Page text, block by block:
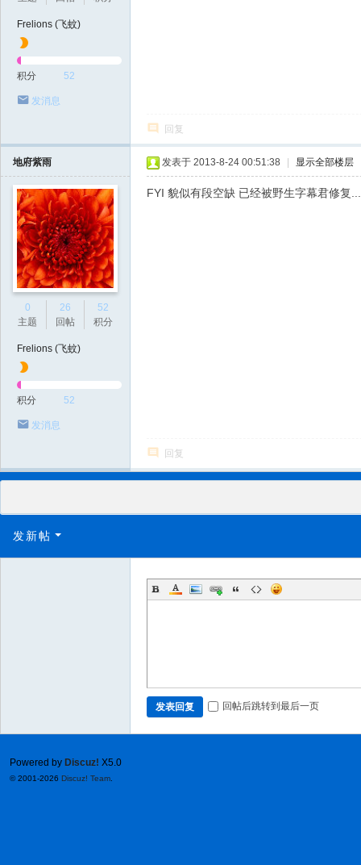
Frelions (飞蚊)
积分 52
发消息
回复
地府紫雨
0
主题
26
回帖
52
积分
Frelions (飞蚊)
积分 52
发消息
发表于 2013-8-24 00:51:38 显示全部楼层
FYI 貌似有段空缺 已经被野生字幕君修复
回复
发新帖
发表回复 回帖后跳转到最后一页
Powered by Discuz! X5.0
© 2001-2026 Discuz! Team